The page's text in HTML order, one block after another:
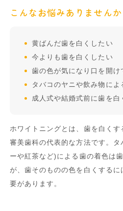
こんなお悩みありませんか
黄ばんだ歯を白くしたい
今よりも歯を白くしたい
歯の色が気になり口を開け
タバコのヤニや飲み物によ
成人式や結婚式前に歯を白
ホワイトニングとは、歯を白く
審美歯科の代表的な方法です。タ
ーや紅茶など)による歯の着色は
が、歯そのものの色を白くする
要があります。